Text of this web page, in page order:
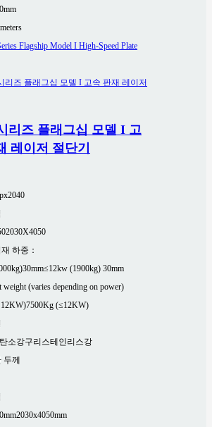
리즈 플래그십 모델 I 고
레이저 절단기
2030X4050
하중：
≤12kw (1900kg) 30mm
weight (varies depending on power)
7500Kg (≤12KW)
탄소강구리스테인리스강
두께
2030x4050mm